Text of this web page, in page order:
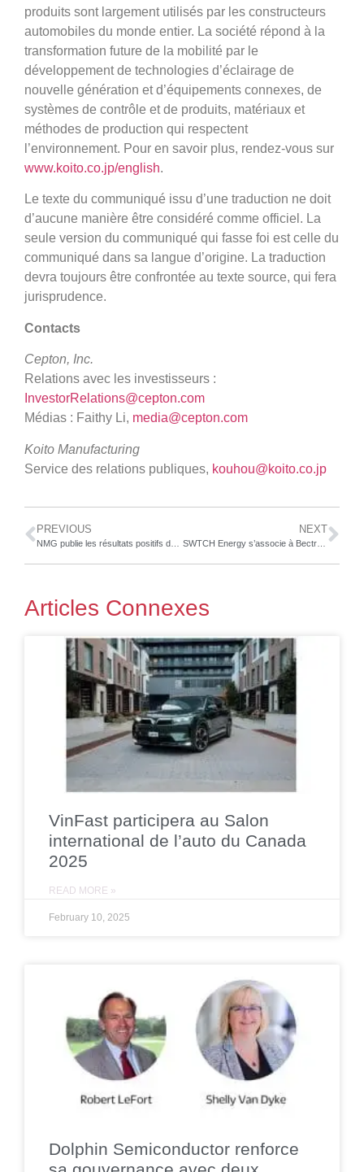
produits sont largement utilisés par les constructeurs
automobiles du monde entier. La société répond à la
transformation future de la mobilité par le
développement de technologies d’éclairage de
nouvelle génération et d’équipements connexes, de
systèmes de contrôle et de produits, matériaux et
méthodes de production qui respectent
l’environnement. Pour en savoir plus, rendez-vous sur
www.koito.co.jp/english.
Le texte du communiqué issu d’une traduction ne doit
d’aucune manière être considéré comme officiel. La
seule version du communiqué qui fasse foi est celle du
communiqué dans sa langue d’origine. La traduction
devra toujours être confrontée au texte source, qui fera
jurisprudence.
Contacts
Cepton, Inc.
Relations avec les investisseurs :
InvestorRelations@cepton.com
Médias : Faithy Li, media@cepton.com
Koito Manufacturing
Service des relations publiques, kouhou@koito.co.jp
PREVIOUS NEXT
SWTCH Energy s’associe à Bectrol pour déployer des bornes de recharge pour véhicules électriques partout au Québec
Articles Connexes
VinFast participera au Salon
international de l’auto du Canada
2025
READ MORE »
February 10, 2025
Dolphin Semiconductor renforce